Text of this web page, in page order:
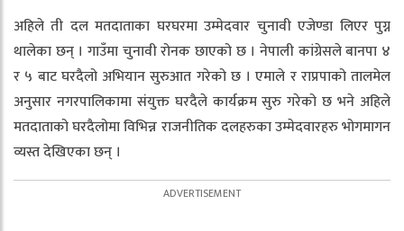
अहिले ती दल मतदाताका घरघरमा उम्मेदवार चुनावी एजेण्डा लिएर पुग्न
थालेका छन् । गाउँमा चुनावी रोनक छाएको छ । नेपाली कांग्रेसले बानपा ४
र ५ बाट घरदैलो अभियान सुरुआत गरेको छ । एमाले र राप्रपाको तालमेल
अनुसार नगरपालिकामा संयुक्त घरदैले कार्यक्रम सुरु गरेको छ भने अहिले
मतदाताको घरदैलोमा विभिन्न राजनीतिक दलहरुका उम्मेदवारहरु भोगमागन
व्यस्त देखिएका छन् ।